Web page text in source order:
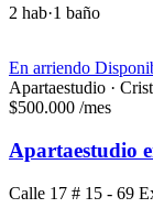
2 hab·1 baño
En arriendo
Apartaestudio ·
$500.000 /mes
Apartaestudio
Calle 17 # 15 - 69